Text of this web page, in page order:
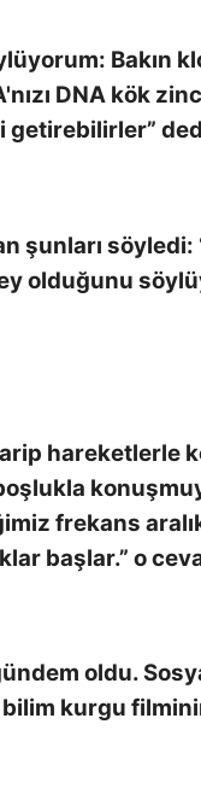
Bakın
DNA kök
getirebilirler”
şunları
olduğunu
hareketlerle
frekans
başlar.” o
oldu.
kurgu